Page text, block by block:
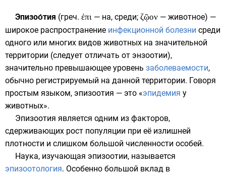
Эпизоо́тия (греч. ἐπι — на, среди; ζῷον — животное) —
широкое распространение инфекционной болезни среди
одного или многих видов животных на значительной
территории (следует отличать от энзоотии),
значительно превышающее уровень заболеваемости,
обычно регистрируемый на данной территории. Говоря
простым языком, эпизоотия — это «эпидемия у
животных».
Эпизоотия является одним из факторов,
сдерживающих рост популяции при её излишней
плотности и слишком большой численности особей.
Наука, изучающая эпизоотии, называется
эпизоотология. Особенно большой вклад в